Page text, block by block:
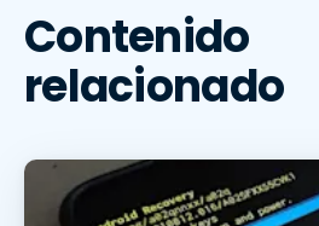
Contenido
relacionado